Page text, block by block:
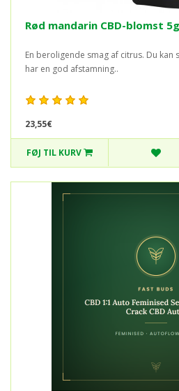
Rød mandarin CBD-blomst 5g
En beroligende smag af citrus. Du kan
har en god afstamning..
23,55€
FØJ TIL KURV